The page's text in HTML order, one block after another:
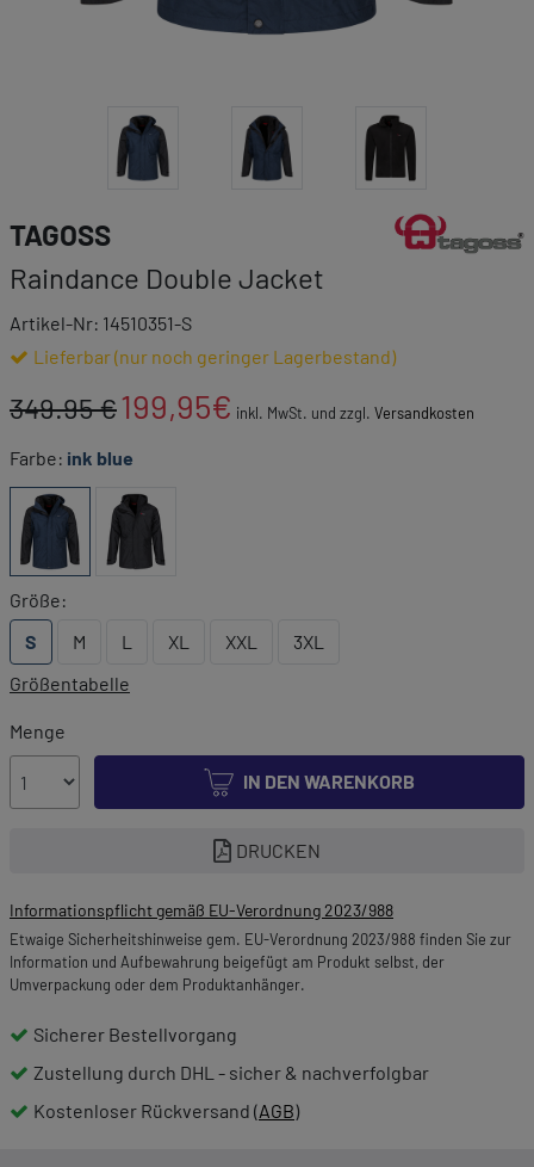
TAGOSS
Raindance Double Jacket
Link zur
Artikel-Nr: 14510351-S
Lieferbar (nur noch geringer Lagerbestand)
349.95 €199,95€ inkl. MwSt. und zzgl. Versandkosten
Farbe: ink blue
Größe:
S
M L XL XXL
3XL
Größentabelle
Menge
IN DEN WARENKORB
DRUCKEN
Informationspflicht gemäß EU-Verordnung 2023/988
Etwaige Sicherheitshinweise gem. EU-Verordnung 2023/988 finden Sie zur
Information und Aufbewahrung beigefügt am Produkt selbst, der
Umverpackung oder dem Produktanhänger.
Sicherer Bestellvorgang
Zustellung durch DHL - sicher & nachverfolgbar
Kostenloser Rückversand (AGB)